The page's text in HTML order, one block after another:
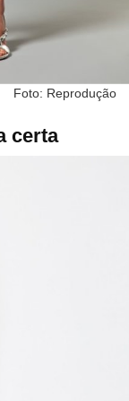
Foto: Reprodução
certa